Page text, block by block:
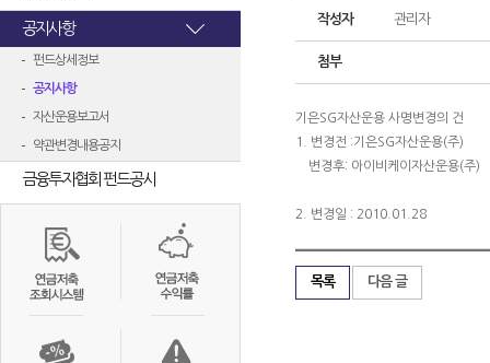
공지사항
펀드상세정보
공지사항
자산운용보고서
약관변경내용공지
금융투자협회 펀드공시
작성자 관리자
첨부
기은SG자산운용 사명변경의 건
1. 변경전 :기은SG자산운용(주)
변경후: 아이비케이자산운용(주)
2. 변경일 : 2010.01.28
목록 다음 글